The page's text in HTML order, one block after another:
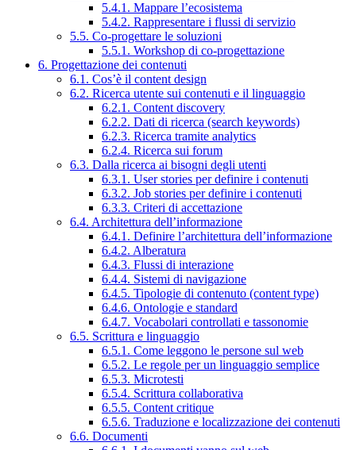
5.4.1. Mappare l’ecosistema
5.4.2. Rappresentare i flussi di servizio
5.5. Co-progettare le soluzioni
5.5.1. Workshop di co-progettazione
6. Progettazione dei contenuti
6.1. Cos’è il content design
6.2. Ricerca utente sui contenuti e il linguaggio
6.2.1. Content discovery
6.2.2. Dati di ricerca (search keywords)
6.2.3. Ricerca tramite analytics
6.2.4. Ricerca sui forum
6.3. Dalla ricerca ai bisogni degli utenti
6.3.1. User stories per definire i contenuti
6.3.2. Job stories per definire i contenuti
6.3.3. Criteri di accettazione
6.4. Architettura dell’informazione
6.4.1. Definire l’architettura dell’informazione
6.4.2. Alberatura
6.4.3. Flussi di interazione
6.4.4. Sistemi di navigazione
6.4.5. Tipologie di contenuto (content type)
6.4.6. Ontologie e standard
6.4.7. Vocabolari controllati e tassonomie
6.5. Scrittura e linguaggio
6.5.1. Come leggono le persone sul web
6.5.2. Le regole per un linguaggio semplice
6.5.3. Microtesti
6.5.4. Scrittura collaborativa
6.5.5. Content critique
6.5.6. Traduzione e localizzazione dei contenuti
6.6. Documenti